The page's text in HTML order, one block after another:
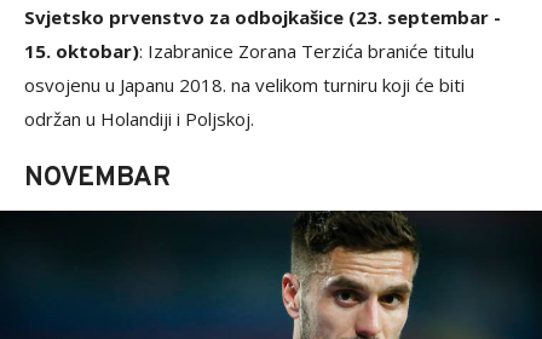
Svjetsko prvenstvo za odbojkašice (23. septembar -
15. oktobar): Izabranice Zorana Terzića braniće titulu
osvojenu u Japanu 2018. na velikom turniru koji će biti
održan u Holandiji i Poljskoj.
NOVEMBAR